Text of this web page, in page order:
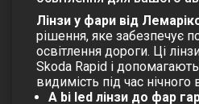
Лінзи у фари від
рішення, яке забезпечує
освітлення дороги. Ці
Skoda Rapid і
видимість під час нічного
А bi led лінзи до фар